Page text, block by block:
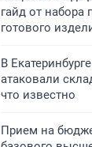
гайд от набора
готового
В
атаковали
что известно
Прием на